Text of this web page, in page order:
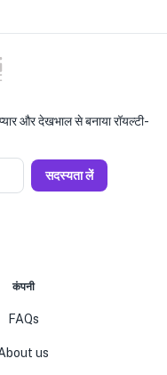
और देखभाल से बनाया रॉयल्टी-
सदस्यता लें
कंपनी
FAQs
us